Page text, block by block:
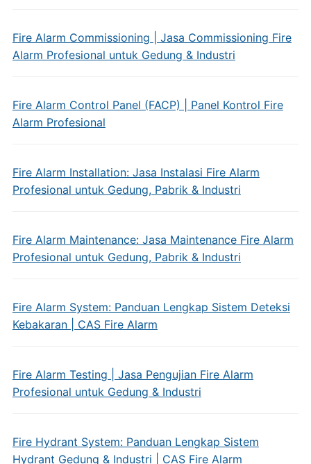
Fire Alarm Commissioning | Jasa Commissioning Fire
Alarm Profesional untuk Gedung & Industri
Fire Alarm Control Panel (FACP) | Panel Kontrol Fire
Alarm Profesional
Fire Alarm Installation: Jasa Instalasi Fire Alarm
Profesional untuk Gedung, Pabrik & Industri
Fire Alarm Maintenance: Jasa Maintenance Fire Alarm
Profesional untuk Gedung, Pabrik & Industri
Fire Alarm System: Panduan Lengkap Sistem Deteksi
Kebakaran | CAS Fire Alarm
Fire Alarm Testing | Jasa Pengujian Fire Alarm
Profesional untuk Gedung & Industri
Fire Hydrant System: Panduan Lengkap Sistem
Hydrant Gedung & Industri | CAS Fire Alarm